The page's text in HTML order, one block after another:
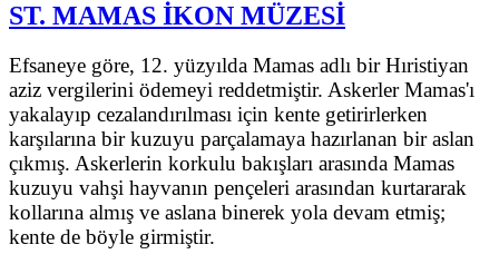
ST. MAMAS İKON MÜZESİ
Efsaneye göre, 12. yüzyılda Mamas adlı bir Hıristiyan
aziz vergilerini ödemeyi reddetmiştir. Askerler Mamas'ı
yakalayıp cezalandırılması için kente getirirlerken
karşılarına bir kuzuyu parçalamaya hazırlanan bir aslan
çıkmış. Askerlerin korkulu bakışları arasında Mamas
kuzuyu vahşi hayvanın pençeleri arasından kurtararak
kollarına almış ve aslana binerek yola devam etmiş;
kente de böyle girmiştir.